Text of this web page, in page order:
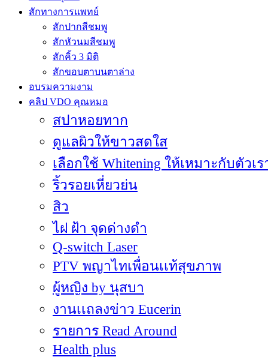
สักทางการแพทย์
สักปากสีชมพู
สักหัวนมสีชมพู
สักคิ้ว 3 มิติ
สักขอบตาบนตาล่าง
อบรมความงาม
คลิป VDO คุณหมอ
สปาหอยทาก
ดูแลผิวให้ขาวสดใส
เลือกใช้ Whitening ให้เหมาะกับตัวเร
ริ้วรอยเหี่ยวย่น
สิว
ไฝ ฝ้า จุดด่างดำ
Q-switch Laser
PTV พญาไทเพื่อนเเท้สุขภาพ
ผู้หญิง by นุสบา
งานเเถลงข่าว Eucerin
รายการ Read Around
Health plus